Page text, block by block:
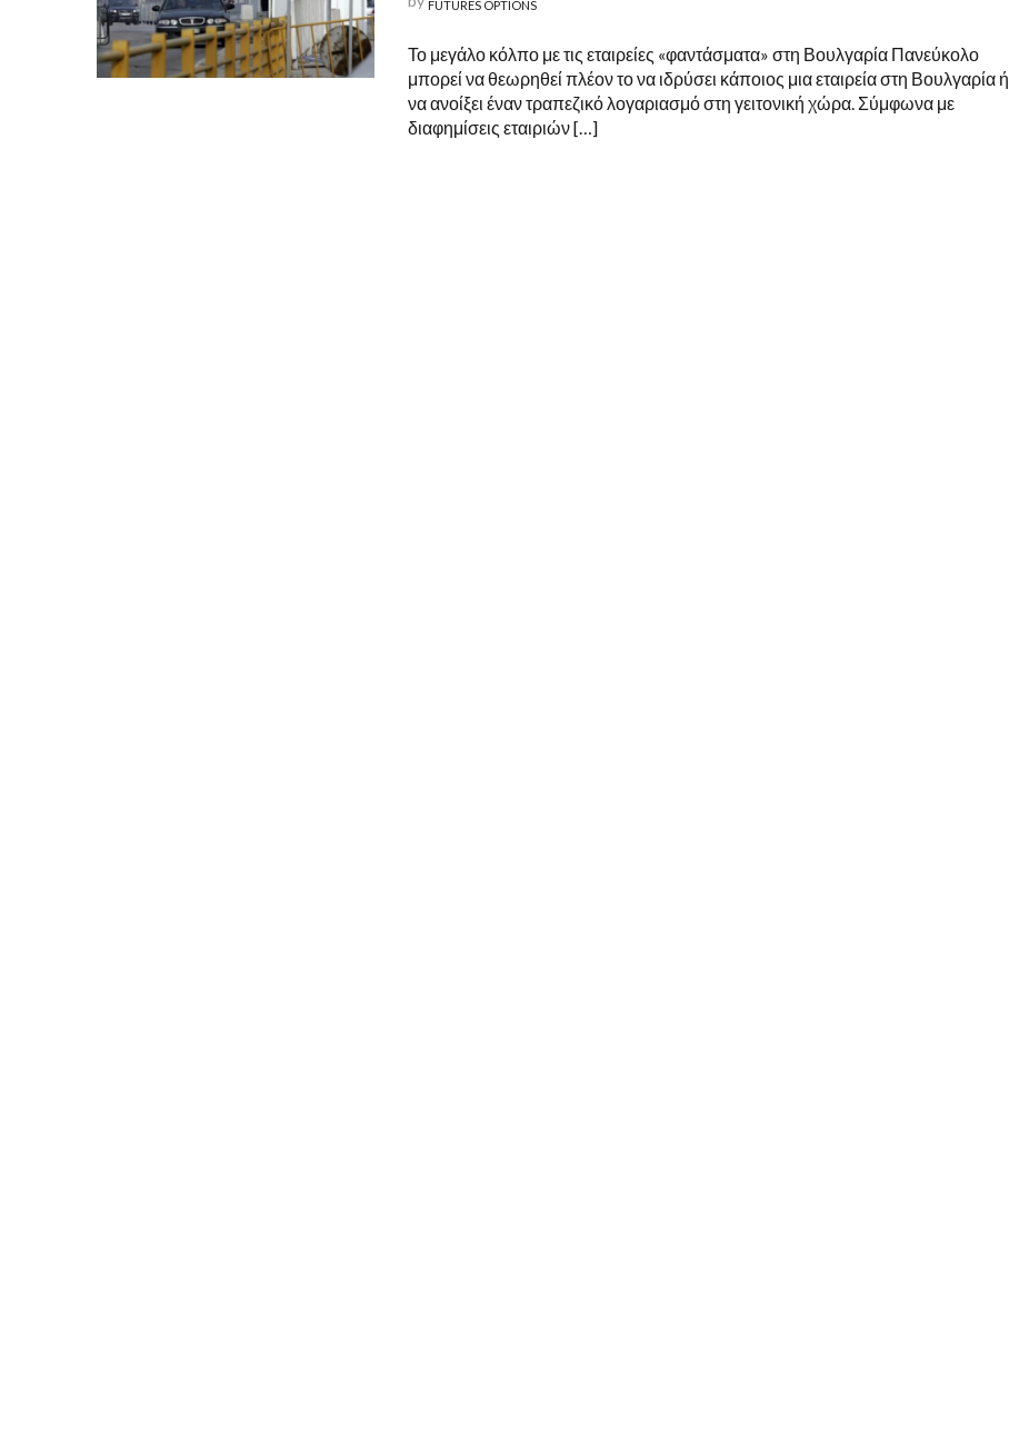
FUTURES OPTIONS
Το μεγάλο κόλπο με τις εταιρείες «φαντάσματα» στη Βουλγαρία Πανεύκολο
μπορεί να θεωρηθεί πλέον το να ιδρύσει κάποιος μια εταιρεία στη Βουλγαρία ή
να ανοίξει έναν τραπεζικό λογαριασμό στη γειτονική χώρα. Σύμφωνα με
διαφημίσεις εταιριών […]